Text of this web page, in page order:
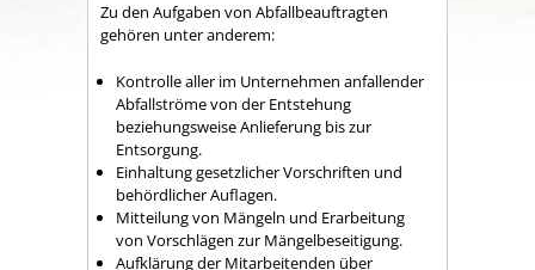
Zu den Aufgaben von Abfallbeauftragten
gehören unter anderem:
Kontrolle aller im Unternehmen anfallender
Abfallströme von der Entstehung
beziehungsweise Anlieferung bis zur
Entsorgung.
Einhaltung gesetzlicher Vorschriften und
behördlicher Auflagen.
Mitteilung von Mängeln und Erarbeitung
von Vorschlägen zur Mängelbeseitigung.
Aufklärung der Mitarbeitenden über